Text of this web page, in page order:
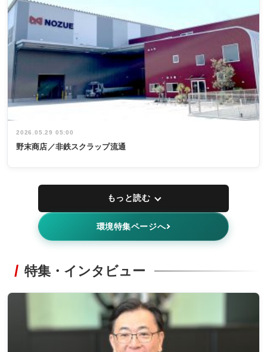
2026.05.29 05:00
野末商店／非鉄スクラップ流通
もっと読む
環境特集ページへ
特集・インタビュー